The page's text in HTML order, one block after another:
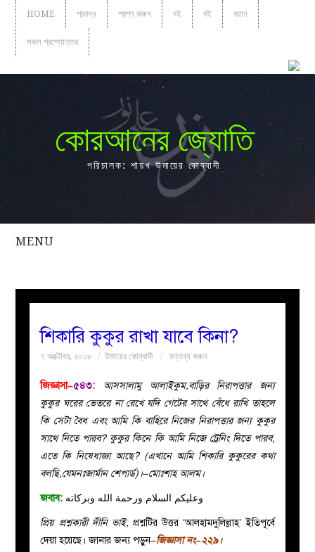
HOME প্রবন্ধ প্রশ্ন করুন বই বই বয়ান
সকল প্রশ্নোত্তর
কোরআনের জ্যোতি
পরিচালক: শায়খ উমায়ের কোব্বাদী
MENU
সকল
বয়ান
নারীদের
পাতা
ইসলাহী
মজলিস
প্রশ্ন
শিকারি কুকুর রাখা যাবে কিনা?
৭ অক্টোবর, ২০১৮ উমায়ের কোব্বাদী মন্তব্য করুন
জিজ্ঞাসা–৫৪৩: আসসালামু আলাইকুম,বাড়ির নিরাপত্তার জন্য
কুকুর ঘরের ভেতরে না রেখে যদি গেটের সাথে বেঁধে রাখি তাহলে
কি সেটা বৈধ এবং আমি কি বাহিরে নিজের নিরাপত্তার জন্য কুকুর
সাথে নিতে পারব? কুকুর কিনে কি আমি নিজে ট্রেনিং দিতে পারব,
এতে কি নিষেধাজ্ঞা আছে? (এখানে আমি শিকারি কুকুরের কথা
বলছি,যেমনঃজার্মান শেপার্ড)।–মোঃশাহ আলম।
জবাব: وعليكم السلام ورحمة الله وبركاته
প্রিয় প্রশ্নকারী দীনি ভাই, প্রশ্নটির উত্তর ‘আলহামদুলিল্লাহ’ ইতিপূর্বে
দেয়া হয়েছে। জানার জন্য পড়ুন–জিজ্ঞাসা নং–২২৯।